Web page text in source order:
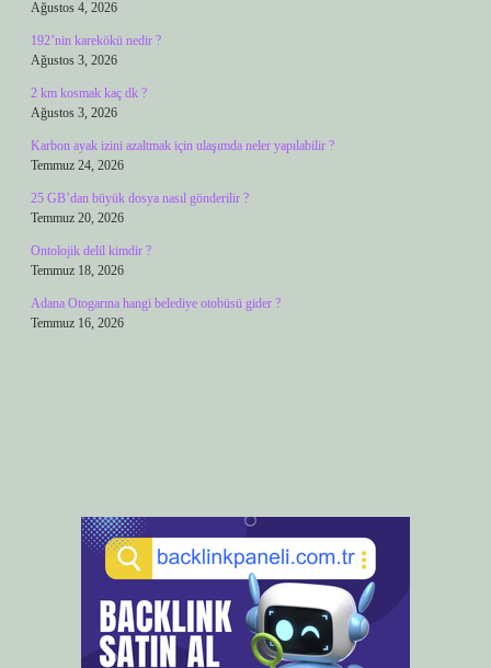
Ağustos 4, 2026
192’nin karekökü nedir ?
Ağustos 3, 2026
2 km kosmak kaç dk ?
Ağustos 3, 2026
Karbon ayak izini azaltmak için ulaşımda neler yapılabilir ?
Temmuz 24, 2026
25 GB’dan büyük dosya nasıl gönderilir ?
Temmuz 20, 2026
Ontolojik delil kimdir ?
Temmuz 18, 2026
Adana Otogarına hangi belediye otobüsü gider ?
Temmuz 16, 2026